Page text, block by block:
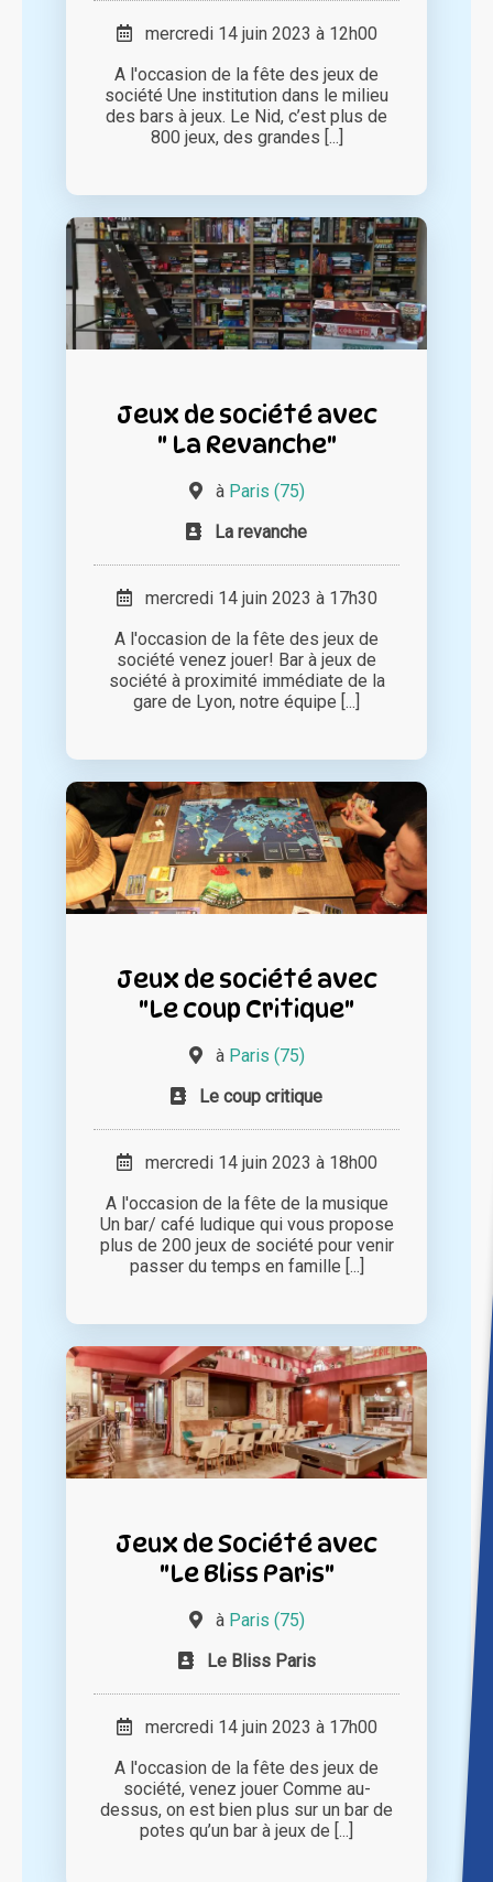
mercredi 14 juin 2023 à 12h00
A l'occasion de la fête des jeux de
société Une institution dans le milieu
des bars à jeux. Le Nid, c’est plus de
800 jeux, des grandes [...]
Jeux de société avec
" La Revanche"
à Paris (75)
La revanche
mercredi 14 juin 2023 à 17h30
A l'occasion de la fête des jeux de
société venez jouer! Bar à jeux de
société à proximité immédiate de la
gare de Lyon, notre équipe [...]
Jeux de société avec
"Le coup Critique"
à Paris (75)
Le coup critique
mercredi 14 juin 2023 à 18h00
A l'occasion de la fête de la musique
Un bar/ café ludique qui vous propose
plus de 200 jeux de société pour venir
passer du temps en famille [...]
Jeux de Société avec
"Le Bliss Paris"
à Paris (75)
Le Bliss Paris
mercredi 14 juin 2023 à 17h00
A l'occasion de la fête des jeux de
société, venez jouer Comme au-
dessus, on est bien plus sur un bar de
potes qu’un bar à jeux de [...]